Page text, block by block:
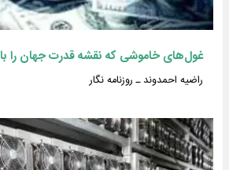
غول‌های خاموشی که نقشه قدرت جهان را
راضیه احمدوند ـ روزنامه نگار